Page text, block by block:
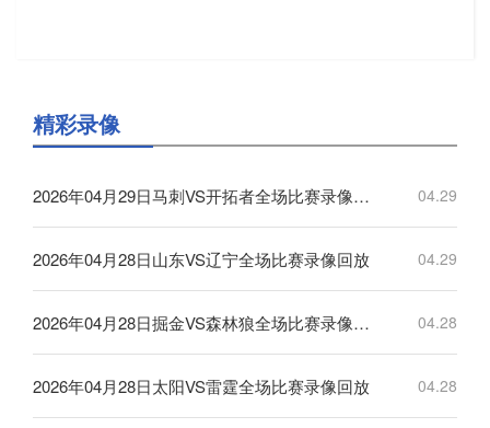
精彩录像
2026年04月29日马刺VS开拓者全场比赛录像回放 04.29
2026年04月28日山东VS辽宁全场比赛录像回放 04.29
2026年04月28日掘金VS森林狼全场比赛录像回放 04.28
2026年04月28日太阳VS雷霆全场比赛录像回放 04.28